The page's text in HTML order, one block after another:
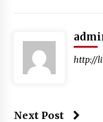
http://
Next Post